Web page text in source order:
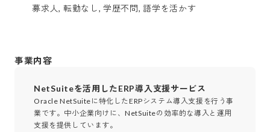
募求人, 転勤なし, 学歴不問, 語学を活かす
事業内容
NetSuiteを活用したERP導入支援サービス
Oracle NetSuiteに特化したERPシステム導入支援を行う事
業です。中小企業向けに、NetSuiteの効率的な導入と運用
支援を提供しています。